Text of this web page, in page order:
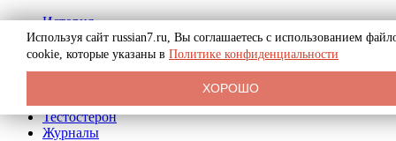
История
Биография
Криминал
Реклама на сайте
Тестостерон
Журналы
Используя сайт russian7.ru, Вы соглашаетесь с использованием
cookie, которые указаны в Политике конфиденциальности
ХОРОШО